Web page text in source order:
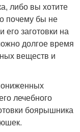
либо вы хотите
почему бы не
заготовки на
долгое время
веществ и
лечебного
боярышника